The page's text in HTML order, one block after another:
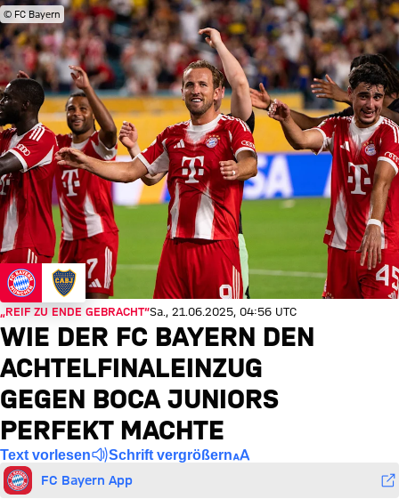
© FC Bayern
„REIF ZU ENDE GEBRACHT“Sa., 21.06.2025, 04:56 UTC
WIE DER FC BAYERN DEN
ACHTELFINALEINZUG
GEGEN BOCA JUNIORS
PERFEKT MACHTE
Text vorlesen Schrift vergrößern
FC Bayern App